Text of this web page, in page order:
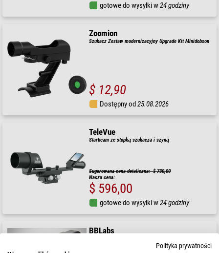
gotowe do wysyłki w24 godziny
Zoomion
Szukacz Zestaw modernizacyjny Upgrade Kit Minidobson
$ 12,90
Dostępny od25.08.2026
TeleVue
Starbeam ze stopką szukacza i szyną
Sugerowana cena detaliczna: $ 730,00
Nasza cena:
$ 596,00
gotowe do wysyłki w24 godziny
BBLabs
Polityka prywatności